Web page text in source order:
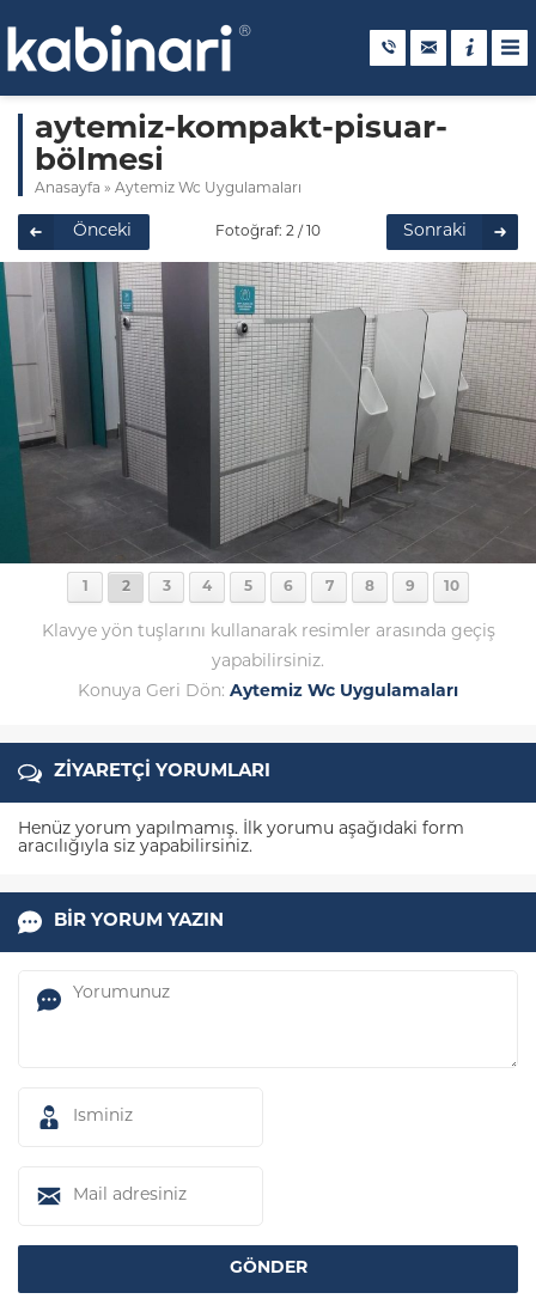
aytemiz-kompakt-pisuar-
bölmesi
Anasayfa » Aytemiz Wc Uygulamaları
Önceki Fotoğraf: 2 / 10 Sonraki
1 2 3 4 5 6 7 8 9 10
Klavye yön tuşlarını kullanarak resimler arasında geçiş
yapabilirsiniz.
Konuya Geri Dön: Aytemiz Wc Uygulamaları
ZİYARETÇİ YORUMLARI
Henüz yorum yapılmamış. İlk yorumu aşağıdaki form
aracılığıyla siz yapabilirsiniz.
BİR YORUM YAZIN